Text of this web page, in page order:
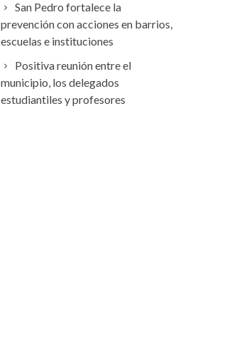
San Pedro fortalece la
prevención con acciones en barrios,
escuelas e instituciones
Positiva reunión entre el
municipio, los delegados
estudiantiles y profesores